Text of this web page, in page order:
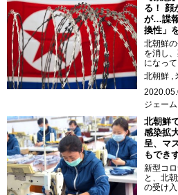
る！ 顔
が…諜
換性」
北朝鮮
を消し
になっ
北朝鮮
ジェー
北朝鮮
感染拡
呈、マ
もでき
新型コ
と、北
の受け